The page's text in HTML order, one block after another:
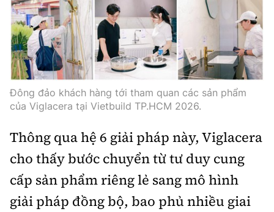
Đông đảo khách hàng tới tham quan các sản phẩm
của Viglacera tại Vietbuild TP.HCM 2026.
Thông qua hệ 6 giải pháp này, Viglacera
cho thấy bước chuyển từ tư duy cung
cấp sản phẩm riêng lẻ sang mô hình
giải pháp đồng bộ, bao phủ nhiều giai